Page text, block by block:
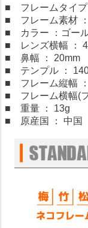
■ フレームタイプ
■ フレーム素材
■ カラー ：ゴー
■ レンズ横幅 ：
■ 鼻幅 ： 20mm
■ テンプル ：
■ フレーム縦幅
■ フレーム横幅(
■ 重量 ： 13g
■ 原産国 ： 中国